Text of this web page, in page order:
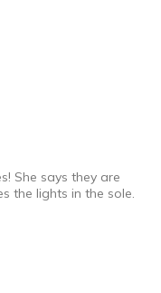
She says they are
the lights in the sole.